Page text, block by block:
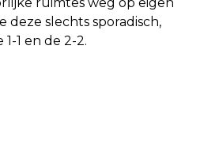
deze slechts sporadisch,
1 en de 2-2.